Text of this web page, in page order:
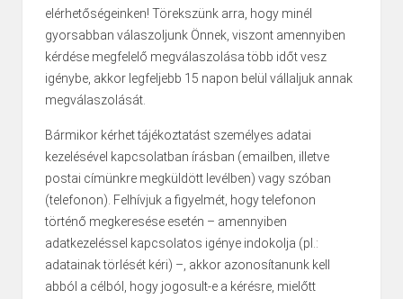
elérhetőségeinken! Törekszünk arra, hogy minél
gyorsabban válaszoljunk Önnek, viszont amennyiben
kérdése megfelelő megválaszolása több időt vesz
igénybe, akkor legfeljebb 15 napon belül vállaljuk annak
megválaszolását.
Bármikor kérhet tájékoztatást személyes adatai
kezelésével kapcsolatban írásban (emailben, illetve
postai címünkre megküldött levélben) vagy szóban
(telefonon). Felhívjuk a figyelmét, hogy telefonon
történő megkeresése esetén – amennyiben
adatkezeléssel kapcsolatos igénye indokolja (pl.:
adatainak törlését kéri) –, akkor azonosítanunk kell
abból a célból, hogy jogosult-e a kérésre, mielőtt